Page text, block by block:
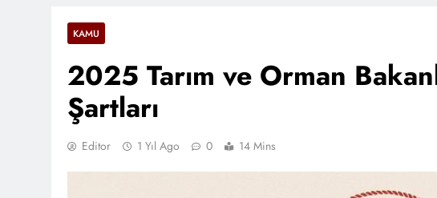
KAMU
2025 Tarım ve Orman
Şartları
Editor 1 Yıl Ago 0 14 Mins